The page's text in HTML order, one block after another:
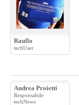
Raullo
techUser
Andrea Proietti
Responsabile
techNews